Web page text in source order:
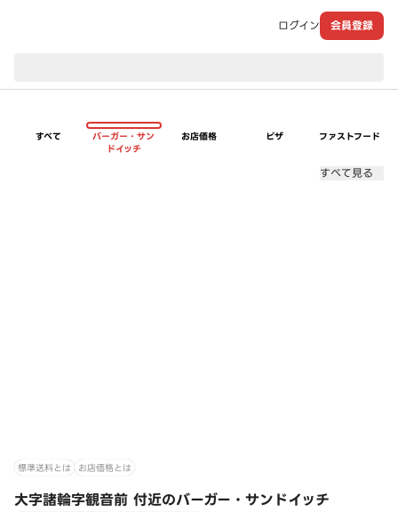
ログイン 会員登録
すべて
バーガー・サン
ドイッチ
お店価格 ピザ ファストフード
すべて見る
標準送料とは お店価格とは
大字諸輪字観音前 付近のバーガー・サンドイッチ